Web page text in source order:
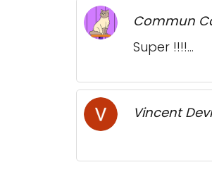
Commun
Super !!!!...
Vincent